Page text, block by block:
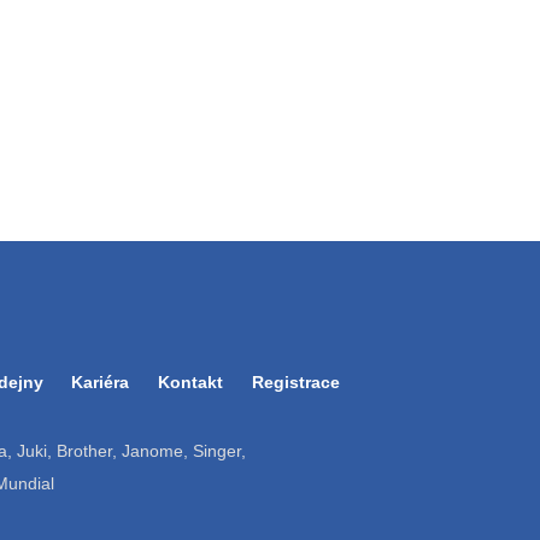
Kariéra Kontakt Registrace
Juki, Brother, Janome, Singer,